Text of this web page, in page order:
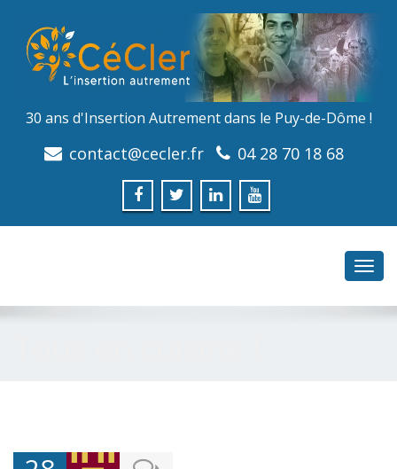
30 ans d'Insertion Autrement dans le Puy-de-Dôme !
contact@cecler.fr 04 28 70 18 68